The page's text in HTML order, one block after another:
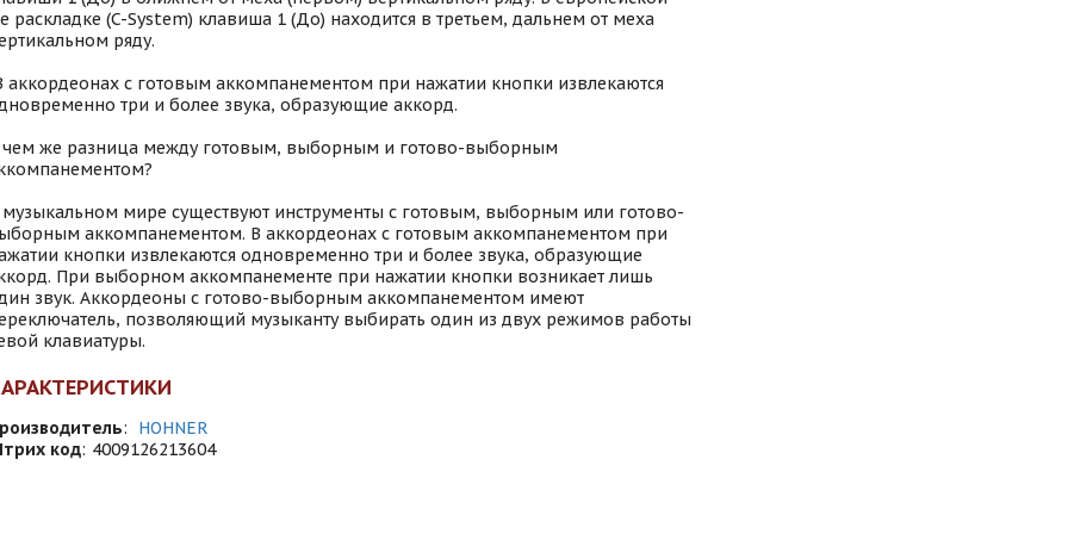
раскладке (C-System) клавиша 1 (До) находится в третьем, дальнем от меха
ряду.
аккордеонах с готовым аккомпанементом при нажатии кнопки извлекаются
три и более звука, образующие аккорд.
чем же разница между готовым, выборным и готово-выборным
музыкальном мире существуют инструменты с готовым, выборным или готово-
аккомпанементом. В аккордеонах с готовым аккомпанементом при
кнопки извлекаются одновременно три и более звука, образующие
При выборном аккомпанементе при нажатии кнопки возникает лишь
звук. Аккордеоны с готово-выборным аккомпанементом имеют
позволяющий музыканту выбирать один из двух режимов работы
клавиатуры.
:
HOHNER
код: 4009126213604